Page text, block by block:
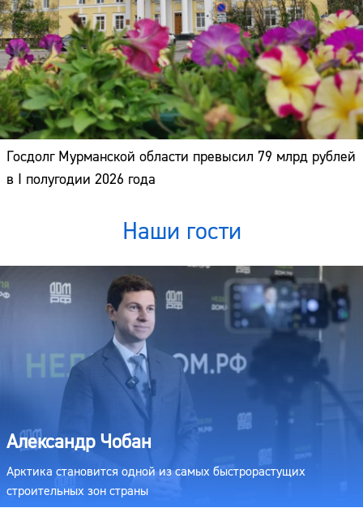
Госдолг Мурманской области превысил 79 млрд рублей
в I полугодии 2026 года
Наши гости
Александр Чобан
Арктика становится одной из самых быстрорастущих
строительных зон страны